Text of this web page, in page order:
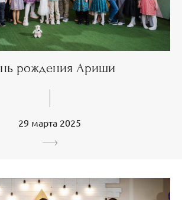
рождения Ариши
29 марта 2025